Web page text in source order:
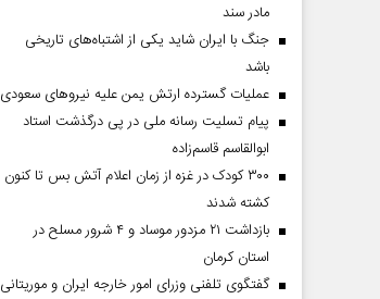
مادر سند
جنگ با ایران شاید یکی از اشتباه‌های تاریخی
باشد
عملیات گسترده ارتش یمن علیه نیروهای سعودی
پیام تسلیت رسانه ملی در پی درگذشت استاد
ابوالقاسم قاسم‌زاده
۳۰۰ کودک در غزه از زمان اعلام آتش بس تا کنون
کشته شدند
بازداشت ۲۱ مزدور موساد و ۴ شرور مسلح در
استان کرمان
گفتگوی تلفنی وزرای امور خارجه ایران و موریتانی